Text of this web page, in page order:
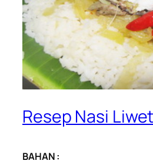
Resep Nasi
BAHAN :